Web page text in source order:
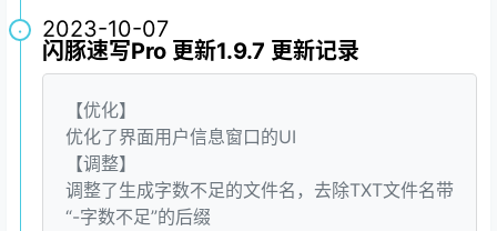
2023-10-07
·
闪豚速写Pro 更新1.9.7 更新记录
【优化】
优化了界面用户信息窗口的UI
【调整】
调整了生成字数不足的文件名，去除TXT文件名带
“-字数不足”的后缀